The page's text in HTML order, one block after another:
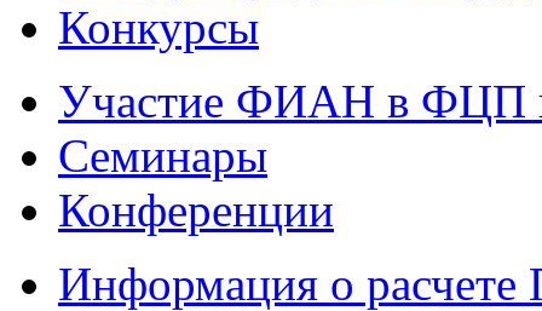
Конкурсы
Участие ФИАН в ФЦП
Семинары
Конференции
Информация о